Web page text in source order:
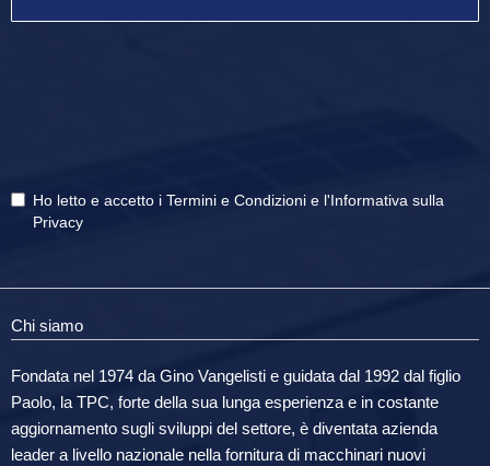
Ho letto e accetto i Termini e Condizioni e l'Informativa sulla
Privacy
Chi siamo
Fondata nel 1974 da Gino Vangelisti e guidata dal 1992 dal figlio
Paolo, la TPC, forte della sua lunga esperienza e in costante
aggiornamento sugli sviluppi del settore, è diventata azienda
leader a livello nazionale nella fornitura di macchinari nuovi